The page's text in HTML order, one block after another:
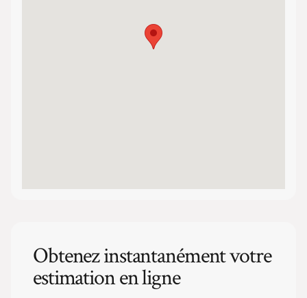
Obtenez instantanément votre
estimation en ligne